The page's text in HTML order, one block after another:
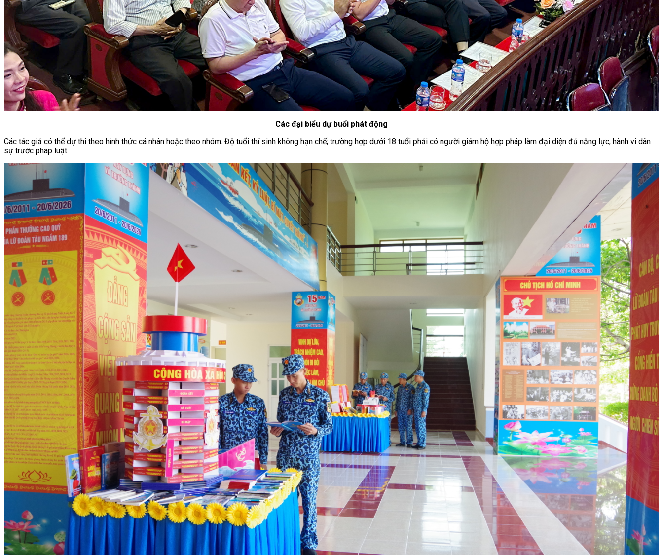
Các đại biểu dự buổi phát động
Các tác giả có thể dự thi theo hình thức cá nhân hoặc theo nhóm. Độ tuổi thí sinh không hạn chế; trường hợp dưới 18 tuổi phải có người giám hộ hợp pháp làm đại diện đủ năng lực, hành vi dân
sự trước pháp luật.